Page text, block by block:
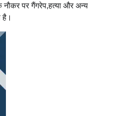
पर गैंगरेप,हत्या और अन्य
है।